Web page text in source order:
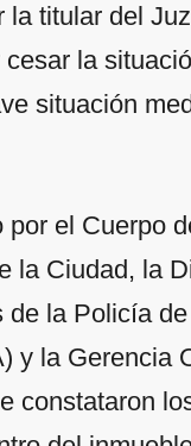
la titular del
la
situación
el Cuerpo
la Ciudad, la
la Policía
y la Gerencia
constataron